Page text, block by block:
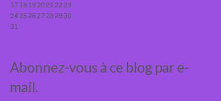
17 18 19 2021 22 23
2425 26 27 28 2930
31
Abonnez-vous à ce blog par e-
mail.